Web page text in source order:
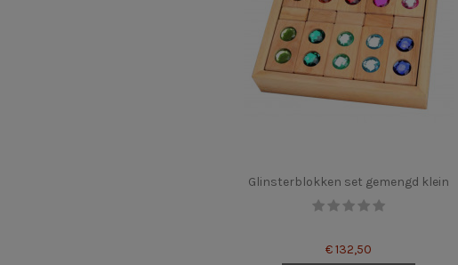
Glinsterblokken set gemengd klein
€ 132,50